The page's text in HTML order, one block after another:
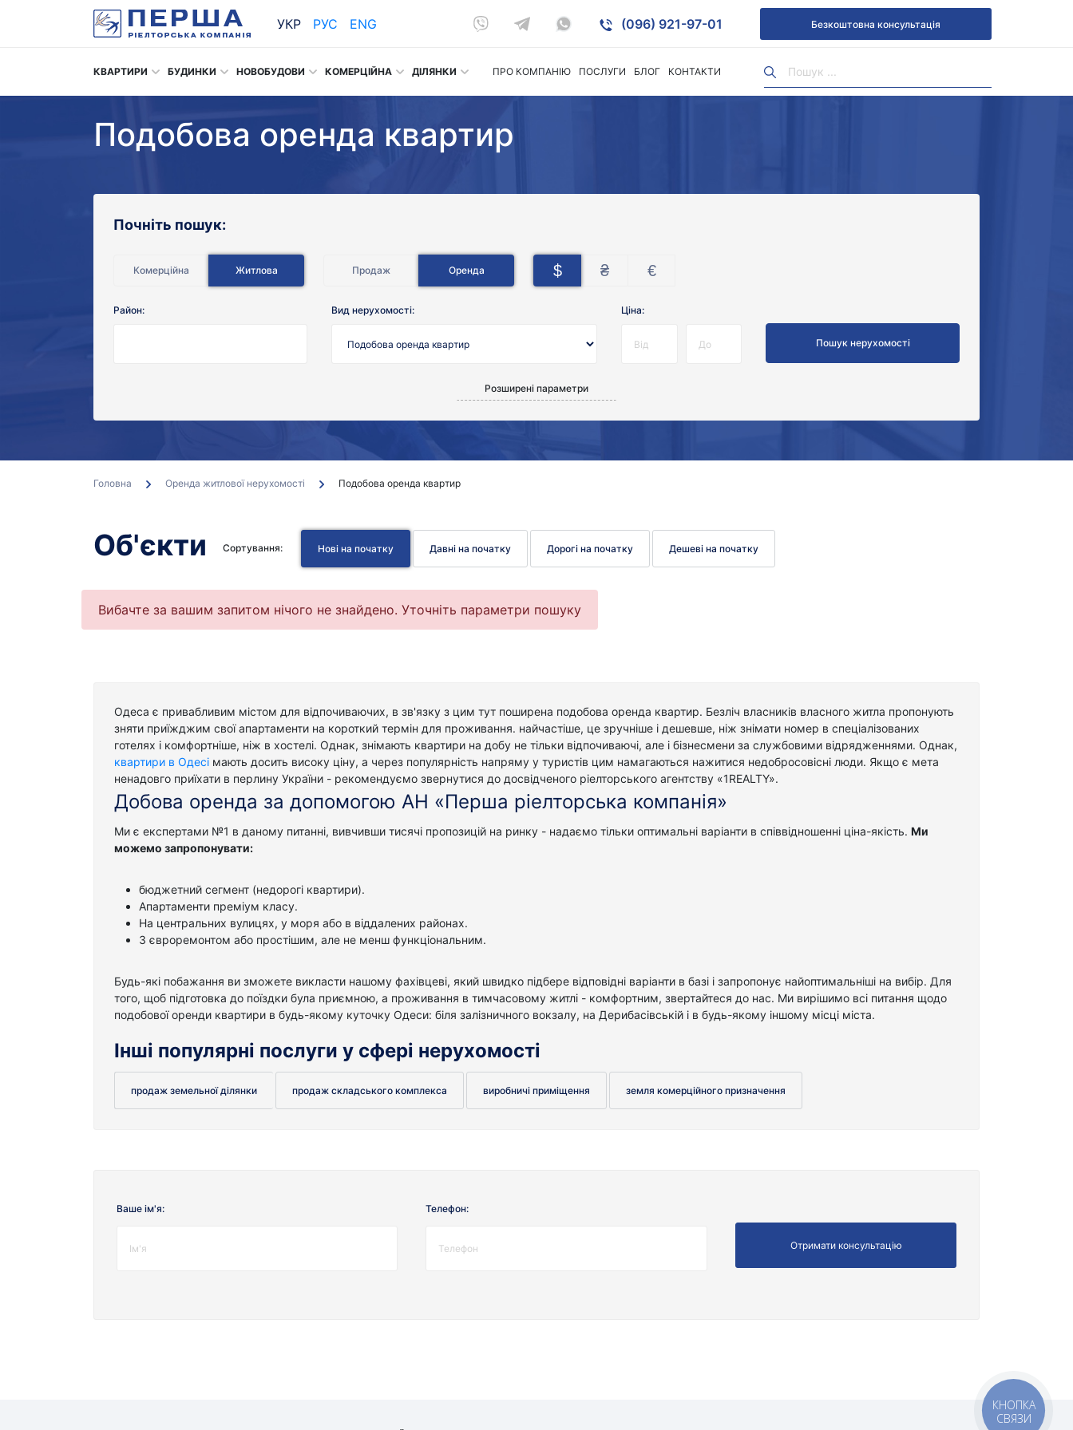
УКР РУС ENG (096) 921-97-01 Безкоштовна консультація
КВАРТИРИ БУДИНКИ НОВОБУДОВИ КОМЕРЦІЙНА ДІЛЯНКИ ПРО КОМПАНІЮ ПОСЛУГИ БЛОГ КОНТАКТИ
Подобова оренда квартир
Почніть пошук:
Комерційна Житлова Продаж Оренда $ ₴ €
Район: Вид нерухомості: Ціна:
Розширені параметри
Головна Оренда житлової нерухомості Подобова оренда квартир
Об'єкти Сортування: Нові на початку Давні на початку Дорогі на початку Дешеві на початку
Вибачте за вашим запитом нічого не знайдено. Уточніть параметри пошуку
Одеса є привабливим містом для відпочиваючих, в зв'язку з цим тут поширена подобова оренда квартир. Безліч власників власного житла пропонують
зняти приїжджим свої апартаменти на короткий термін для проживання. найчастіше, це зручніше і дешевше, ніж знімати номер в спеціалізованих
готелях і комфортніше, ніж в хостелі. Однак, знімають квартири на добу не тільки відпочиваючі, але і бізнесмени за службовими відрядженнями. Однак,
квартири в Одесі мають досить високу ціну, а через популярність напряму у туристів цим намагаються нажитися недобросовісні люди. Якщо є мета
ненадовго приїхати в перлину України - рекомендуємо звернутися до досвідченого ріелторського агентству «1REALTY».
Добова оренда за допомогою АН «Перша ріелторська компанія»
Ми є експертами №1 в даному питанні, вивчивши тисячі пропозицій на ринку - надаємо тільки оптимальні варіанти в співвідношенні ціна-якість. Ми
можемо запропонувати:
бюджетний сегмент (недорогі квартири).
Апартаменти преміум класу.
На центральних вулицях, у моря або в віддалених районах.
З євроремонтом або простішим, але не менш функціональним.
Будь-які побажання ви зможете викласти нашому фахівцеві, який швидко підбере відповідні варіанти в базі і запропонує найоптимальніші на вибір. Для
того, щоб підготовка до поїздки була приємною, а проживання в тимчасовому житлі - комфортним, звертайтеся до нас. Ми вирішимо всі питання щодо
подобової оренди квартири в будь-якому куточку Одеси: біля залізничного вокзалу, на Дерибасівській і в будь-якому іншому місці міста.
Інші популярні послуги у сфері нерухомості
продаж земельної ділянки продаж складського комплекса виробничі приміщення земля комерційного призначення
Ваше ім'я: Телефон:
КНОПКА
СВЯЗИ